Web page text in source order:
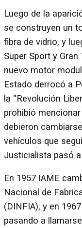
Luego de la
se construyen un
fibra de vidrio, y
Super Sport y
nuevo motor
Estado derrocó a
la “Revolución
prohibió
debieron
vehículos que
Justicialista pasó
En 1957 IAME
Nacional de
(DINFIA), y en
pasando a